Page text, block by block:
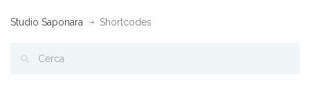
Studio Saponara Shortcodes